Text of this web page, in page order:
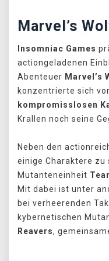
Marvel’s
Insomniac Games
actiongeladenen
Abenteuer Marvel’s
konzentrierte sich
kompromisslosen
Krallen noch seine
Neben den
einige Charaktere zu
Mutanteneinheit
Mit dabei ist unter
bei verheerenden
kybernetischen
Reavers,